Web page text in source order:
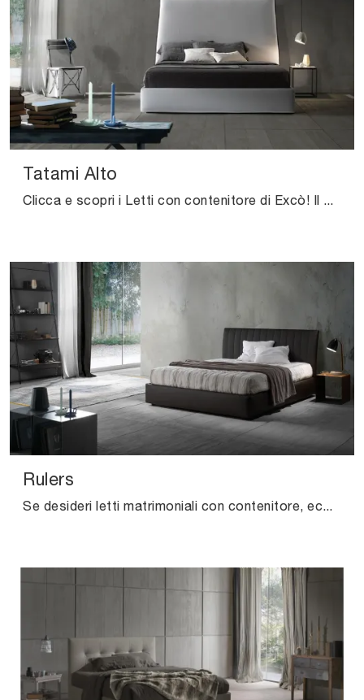
Tatami Alto
Rulers
Se desideri letti matrimoniali con contenitore, ecco qui il modello Rulers in tessuto per valorizzare la zona notte.